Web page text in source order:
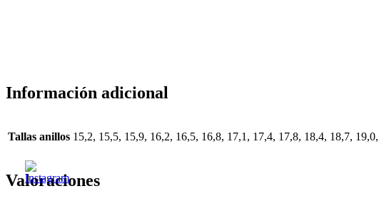
Información adicional
Tallas anillos 15,2, 15,5, 15,9, 16,2, 16,5, 16,8, 17,1, 17,4, 17,8, 18,4, 18,7,
Valoraciones